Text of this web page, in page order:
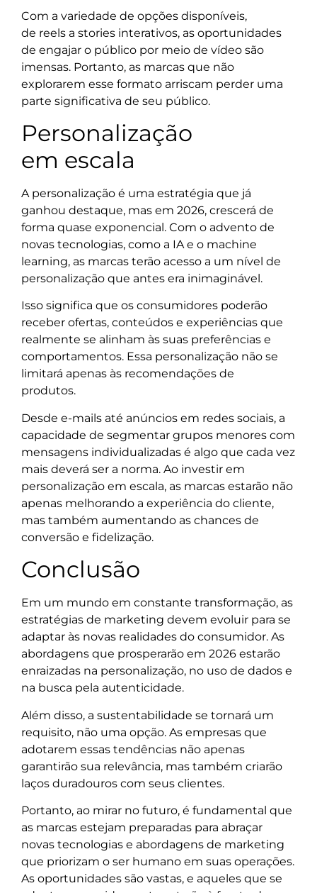
Com a variedade de opções disponíveis,
de reels a stories interativos, as oportunidades
de engajar o público por meio de vídeo são
imensas. Portanto, as marcas que não
explorarem esse formato arriscam perder uma
parte significativa de seu público.
Personalização
em escala
A personalização é uma estratégia que já
ganhou destaque, mas em 2026, crescerá de
forma quase exponencial. Com o advento de
novas tecnologias, como a IA e o machine
learning, as marcas terão acesso a um nível de
personalização que antes era inimaginável.
Isso significa que os consumidores poderão
receber ofertas, conteúdos e experiências que
realmente se alinham às suas preferências e
comportamentos. Essa personalização não se
limitará apenas às recomendações de
produtos.
Desde e-mails até anúncios em redes sociais, a
capacidade de segmentar grupos menores com
mensagens individualizadas é algo que cada vez
mais deverá ser a norma. Ao investir em
personalização em escala, as marcas estarão não
apenas melhorando a experiência do cliente,
mas também aumentando as chances de
conversão e fidelização.
Conclusão
Em um mundo em constante transformação, as
estratégias de marketing devem evoluir para se
adaptar às novas realidades do consumidor. As
abordagens que prosperarão em 2026 estarão
enraizadas na personalização, no uso de dados e
na busca pela autenticidade.
Além disso, a sustentabilidade se tornará um
requisito, não uma opção. As empresas que
adotarem essas tendências não apenas
garantirão sua relevância, mas também criarão
laços duradouros com seus clientes.
Portanto, ao mirar no futuro, é fundamental que
as marcas estejam preparadas para abraçar
novas tecnologias e abordagens de marketing
que priorizam o ser humano em suas operações.
As oportunidades são vastas, e aqueles que se